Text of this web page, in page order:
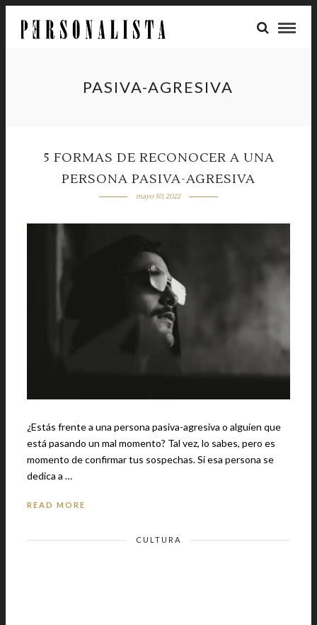
PASIVA-AGRESIVA
5 FORMAS DE RECONOCER A UNA
PERSONA PASIVA-AGRESIVA
mayo 30, 2022
¿Estás frente a una persona pasiva-agresiva o alguien que
está pasando un mal momento? Tal vez, lo sabes, pero es
momento de confirmar tus sospechas. Si esa persona se
dedica a …
READ MORE
CULTURA